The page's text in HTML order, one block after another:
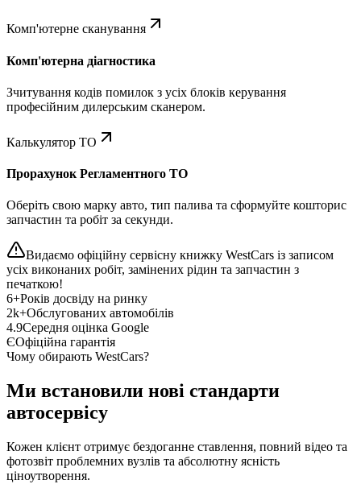
Комп'ютерне сканування
Комп'ютерна діагностика
Зчитування кодів помилок з усіх блоків керування
професійним дилерським сканером.
Калькулятор ТО
Прорахунок Регламентного ТО
Оберіть свою марку авто, тип палива та сформуйте кошторис
запчастин та робіт за секунди.
Видаємо офіційну сервісну книжку WestCars із записом
усіх виконаних робіт, замінених рідин та запчастин з
печаткою!
6+Років досвіду на ринку
2k+Обслугованих автомобілів
4.9Середня оцінка Google
ЄОфіційна гарантія
Чому обирають WestCars?
Ми встановили нові стандарти
автосервісу
Кожен клієнт отримує бездоганне ставлення, повний відео та
фотозвіт проблемних вузлів та абсолютну ясність
ціноутворення.